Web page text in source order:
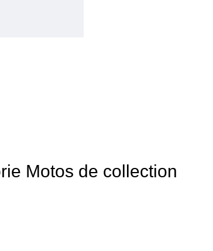
Motos de collection